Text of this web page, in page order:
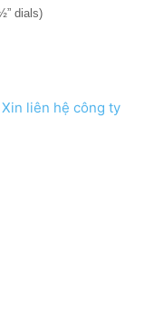
dials)
Xin liên hệ công ty